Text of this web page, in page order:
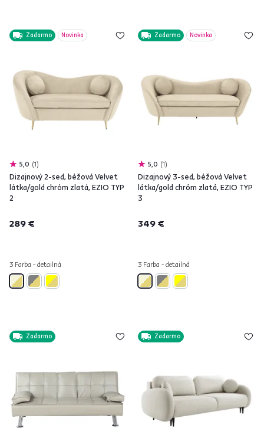
Zadarmo Novinka
5,0 1
Dizajnový 2-sed, béžová Velvet
látka/gold chróm zlatá, EZIO TYP
2
289 €
3 Farba - detailná
Zadarmo Novinka
5,0 1
Dizajnový 3-sed, béžová Velvet
látka/gold chróm zlatá, EZIO TYP
3
349 €
3 Farba - detailná
Zadarmo Zadarmo